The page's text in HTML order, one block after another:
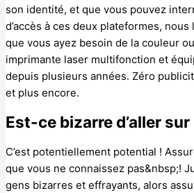
son identité, et que vous pouvez
d’accès à ces deux plateformes,
que vous ayez besoin de la couleur
imprimante laser multifonction et
depuis plusieurs années. Zéro
et plus encore.
Est-ce bizarre d’aller sur
C’est potentiellement potential !
que vous ne connaissez pas&nbsp;!
gens bizarres et effrayants, alors